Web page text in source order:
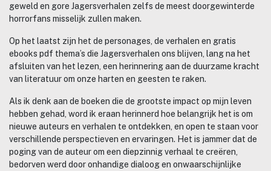
geweld en gore Jagersverhalen zelfs de meest doorgewinterde
horrorfans misselijk zullen maken.
Op het laatst zijn het de personages, de verhalen en gratis
ebooks pdf thema’s die Jagersverhalen ons blijven, lang na het
afsluiten van het lezen, een herinnering aan de duurzame kracht
van literatuur om onze harten en geesten te raken.
Als ik denk aan de boeken die de grootste impact op mijn leven
hebben gehad, word ik eraan herinnerd hoe belangrijk het is om
nieuwe auteurs en verhalen te ontdekken, en open te staan voor
verschillende perspectieven en ervaringen. Het is jammer dat de
poging van de auteur om een diepzinnig verhaal te creëren,
bedorven werd door onhandige dialoog en onwaarschijnlijke